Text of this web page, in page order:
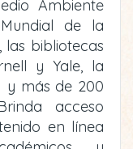
Ambiente
de la
las bibliotecas
y Yale, la
y más de 200
acceso
en línea